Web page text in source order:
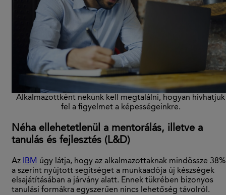
Alkalmazottként nekünk kell megtalálni, hogyan hívhatjuk
fel a figyelmet a képességeinkre.
Néha ellehetetlenül a mentorálás, illetve a
tanulás és fejlesztés (L&D)
Az IBM úgy látja, hogy az alkalmazottaknak mindössze
a szerint nyújtott segítséget a munkaadója új készségek
elsajátításában a járvány alatt. Ennek tükrében bizonyos
tanulási formákra egyszerűen nincs lehetőség távolról.